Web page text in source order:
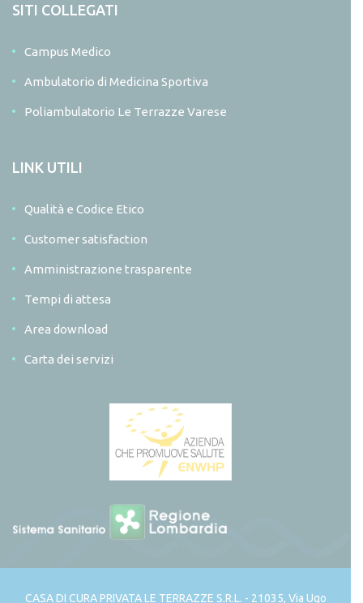
SITI COLLEGATI
Campus Medico
Ambulatorio di Medicina Sportiva
Poliambulatorio Le Terrazze Varese
LINK UTILI
Qualità e Codice Etico
Customer satisfaction
Amministrazione trasparente
Tempi di attesa
Area download
Carta dei servizi
CASA DI CURA PRIVATA LE TERRAZZE S.R.L. - 21035, Via Ugo